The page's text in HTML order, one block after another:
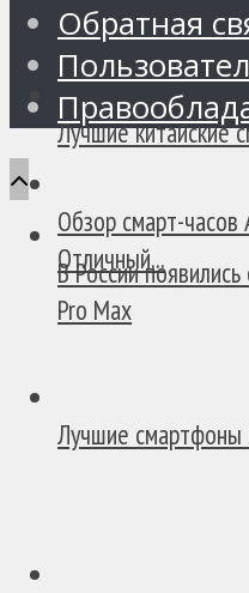
Лучшие китайские
Лучшие смартфоны
Обзор смарт-
Отличный...
В России
Pro Max
Обратная